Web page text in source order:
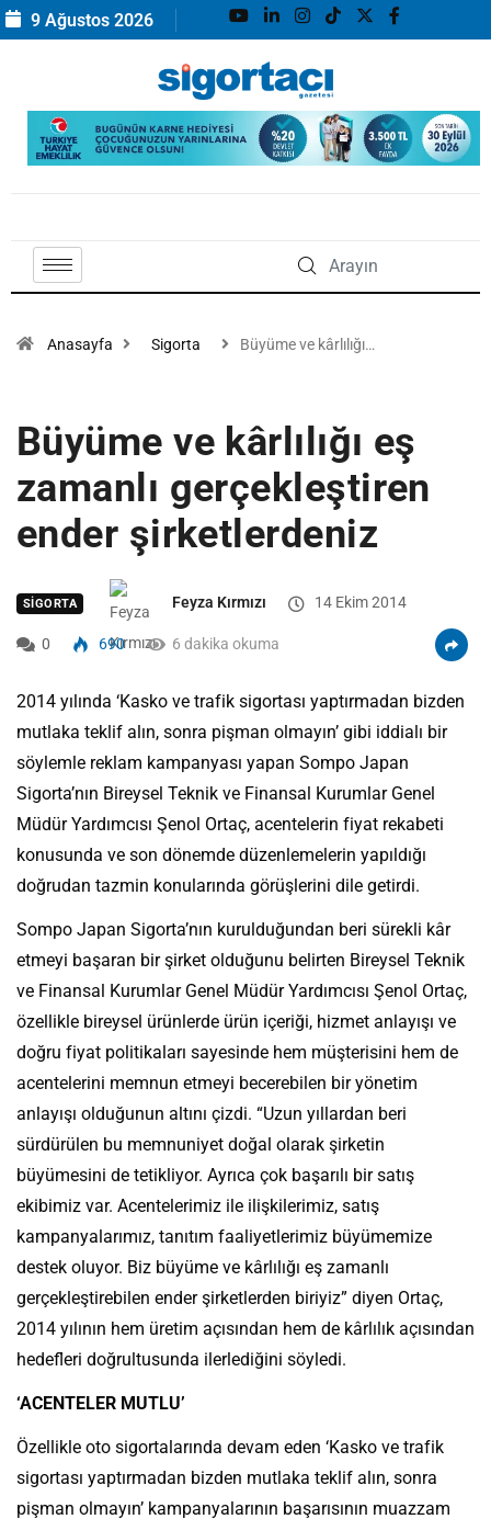
9 Ağustos 2026
Anasayfa Sigorta Büyüme ve kârlılığı…
Büyüme ve kârlılığı eş
zamanlı gerçekleştiren
ender şirketlerdeniz
SIGORTA Feyza Kırmızı 14 Ekim 2014
0 690 6 dakika okuma
2014 yılında ‘Kasko ve trafik sigortası yaptırmadan bizden
mutlaka teklif alın, sonra pişman olmayın’ gibi iddialı bir
söylemle reklam kampanyası yapan Sompo Japan
Sigorta’nın Bireysel Teknik ve Finansal Kurumlar Genel
Müdür Yardımcısı Şenol Ortaç, acentelerin fiyat rekabeti
konusunda ve son dönemde düzenlemelerin yapıldığı
doğrudan tazmin konularında görüşlerini dile getirdi.
Sompo Japan Sigorta’nın kurulduğundan beri sürekli kâr
etmeyi başaran bir şirket olduğunu belirten Bireysel Teknik
ve Finansal Kurumlar Genel Müdür Yardımcısı Şenol Ortaç,
özellikle bireysel ürünlerde ürün içeriği, hizmet anlayışı ve
doğru fiyat politikaları sayesinde hem müşterisini hem de
acentelerini memnun etmeyi becerebilen bir yönetim
anlayışı olduğunun altını çizdi. “Uzun yıllardan beri
sürdürülen bu memnuniyet doğal olarak şirketin
büyümesini de tetikliyor. Ayrıca çok başarılı bir satış
ekibimiz var. Acentelerimiz ile ilişkilerimiz, satış
kampanyalarımız, tanıtım faaliyetlerimiz büyümemize
destek oluyor. Biz büyüme ve kârlılığı eş zamanlı
gerçekleştirebilen ender şirketlerden biriyiz” diyen Ortaç,
2014 yılının hem üretim açısından hem de kârlılık açısından
hedefleri doğrultusunda ilerlediğini söyledi.
‘ACENTELER MUTLU’
Özellikle oto sigortalarında devam eden ‘Kasko ve trafik
sigortası yaptırmadan bizden mutlaka teklif alın, sonra
pişman olmayın’ kampanyalarının başarısının muazzam